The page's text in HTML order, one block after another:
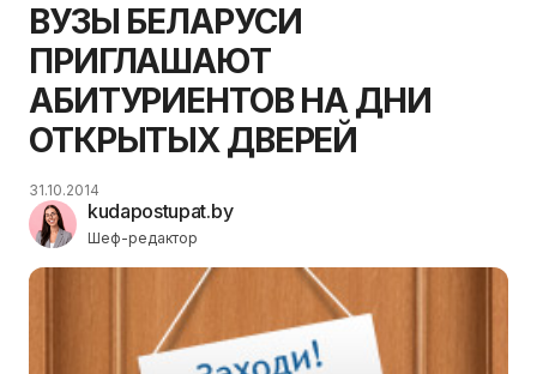
ВУЗЫ БЕЛАРУСИ
ПРИГЛАШАЮТ
АБИТУРИЕНТОВ НА ДНИ
ОТКРЫТЫХ ДВЕРЕЙ
kudapostupat.by
Шеф-редактор
31.10.2014